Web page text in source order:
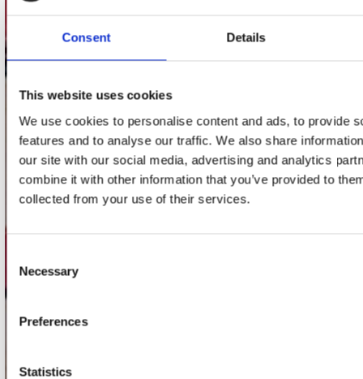
Consent Details
This website uses cookies
We use cookies to personalise content and ads, to provide
features and to analyse our traffic. We also share
our site with our social media, advertising and analytics
combine it with other information that you’ve provided to
collected from your use of their services.
Selection
Necessary
Preferences
Statistics
1017 VP Amsterdam
onze winkels
Concerto Amsterdam
Record Mania Amsterdam
Plato Groningen